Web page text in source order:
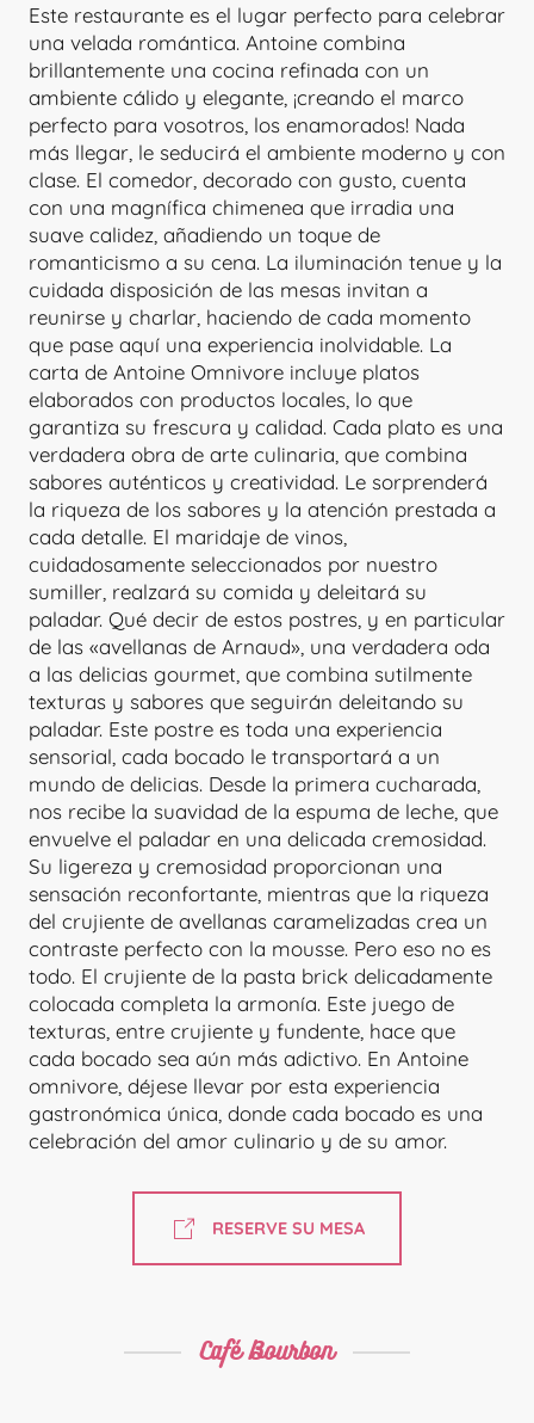
Este restaurante es el lugar perfecto para celebrar
una velada romántica. Antoine combina
brillantemente una cocina refinada con un
ambiente cálido y elegante, ¡creando el marco
perfecto para vosotros, los enamorados! Nada
más llegar, le seducirá el ambiente moderno y con
clase. El comedor, decorado con gusto, cuenta
con una magnífica chimenea que irradia una
suave calidez, añadiendo un toque de
romanticismo a su cena. La iluminación tenue y la
cuidada disposición de las mesas invitan a
reunirse y charlar, haciendo de cada momento
que pase aquí una experiencia inolvidable. La
carta de Antoine Omnivore incluye platos
elaborados con productos locales, lo que
garantiza su frescura y calidad. Cada plato es una
verdadera obra de arte culinaria, que combina
sabores auténticos y creatividad. Le sorprenderá
la riqueza de los sabores y la atención prestada a
cada detalle. El maridaje de vinos,
cuidadosamente seleccionados por nuestro
sumiller, realzará su comida y deleitará su
paladar. Qué decir de estos postres, y en particular
de las «avellanas de Arnaud», una verdadera oda
a las delicias gourmet, que combina sutilmente
texturas y sabores que seguirán deleitando su
paladar. Este postre es toda una experiencia
sensorial, cada bocado le transportará a un
mundo de delicias. Desde la primera cucharada,
nos recibe la suavidad de la espuma de leche, que
envuelve el paladar en una delicada cremosidad.
Su ligereza y cremosidad proporcionan una
sensación reconfortante, mientras que la riqueza
del crujiente de avellanas caramelizadas crea un
contraste perfecto con la mousse. Pero eso no es
todo. El crujiente de la pasta brick delicadamente
colocada completa la armonía. Este juego de
texturas, entre crujiente y fundente, hace que
cada bocado sea aún más adictivo. En Antoine
omnivore, déjese llevar por esta experiencia
gastronómica única, donde cada bocado es una
celebración del amor culinario y de su amor.
RESERVE SU MESA
Café Bourbon